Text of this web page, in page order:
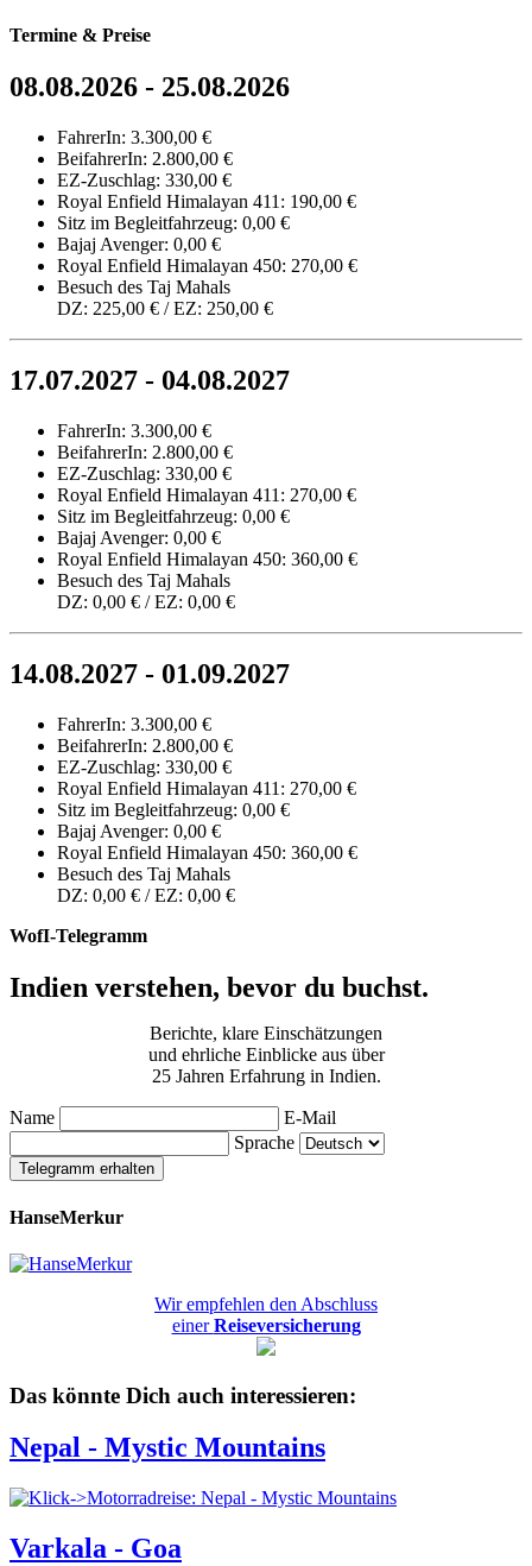
Termine & Preise
08.08.2026 - 25.08.2026
FahrerIn: 3.300,00 €
BeifahrerIn: 2.800,00 €
EZ-Zuschlag: 330,00 €
Royal Enfield Himalayan 411: 190,00 €
Sitz im Begleitfahrzeug: 0,00 €
Bajaj Avenger: 0,00 €
Royal Enfield Himalayan 450: 270,00 €
Besuch des Taj Mahals
DZ: 225,00 € / EZ: 250,00 €
17.07.2027 - 04.08.2027
FahrerIn: 3.300,00 €
BeifahrerIn: 2.800,00 €
EZ-Zuschlag: 330,00 €
Royal Enfield Himalayan 411: 270,00 €
Sitz im Begleitfahrzeug: 0,00 €
Bajaj Avenger: 0,00 €
Royal Enfield Himalayan 450: 360,00 €
Besuch des Taj Mahals
DZ: 0,00 € / EZ: 0,00 €
14.08.2027 - 01.09.2027
FahrerIn: 3.300,00 €
BeifahrerIn: 2.800,00 €
EZ-Zuschlag: 330,00 €
Royal Enfield Himalayan 411: 270,00 €
Sitz im Begleitfahrzeug: 0,00 €
Bajaj Avenger: 0,00 €
Royal Enfield Himalayan 450: 360,00 €
Besuch des Taj Mahals
DZ: 0,00 € / EZ: 0,00 €
WofI-Telegramm
Indien verstehen, bevor du buchst.
Berichte, klare Einschätzungen
und ehrliche Einblicke aus über
25 Jahren Erfahrung in Indien.
Name
E-Mail
Sprache
Telegramm erhalten
HanseMerkur
Wir empfehlen den Abschluss
einerReiseversicherung
Das könnte Dich auch interessieren:
Nepal - Mystic Mountains
Varkala - Goa